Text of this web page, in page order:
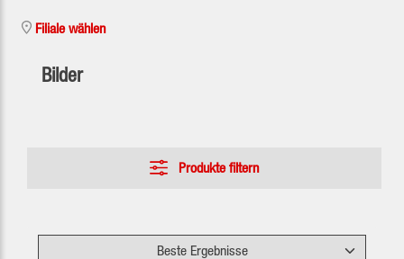
Filiale wählen
Bilder
Produkte filtern